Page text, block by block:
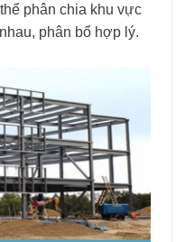
phân chia khu vực
phân bổ hợp lý.